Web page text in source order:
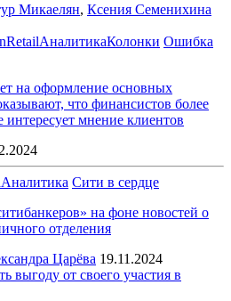
Микаелян, Ксения Семенихина
АналитикаКолонки Ошибка
на оформление основных
что финансистов более
мнение клиентов
Аналитика Сити в сердце
на фоне новостей о
отделения
Царёва 19.11.2024